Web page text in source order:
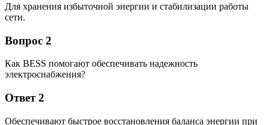
Для хранения избыточной энергии и стабилизации работы
сети.
Вопрос 2
Как BESS помогают обеспечивать надежность
электроснабжения?
Ответ 2
Обеспечивают быстрое восстановления баланса энергии при